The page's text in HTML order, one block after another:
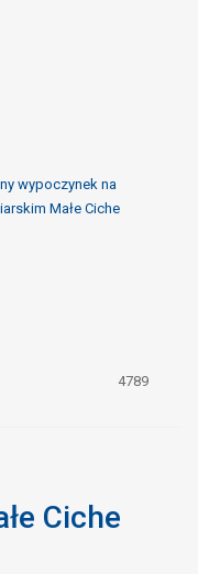
wypoczynek na
Małe Ciche
4789
Ciche